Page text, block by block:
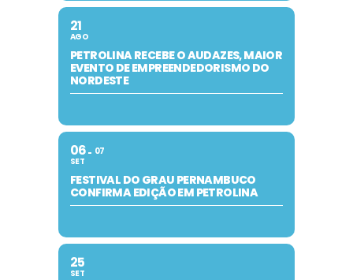
21
AGO
PETROLINA RECEBE O AUDAZES, MAIOR
EVENTO DE EMPREENDEDORISMO DO
NORDESTE
06
SET
07
FESTIVAL DO GRAU PERNAMBUCO
CONFIRMA EDIÇÃO EM PETROLINA
25
SET